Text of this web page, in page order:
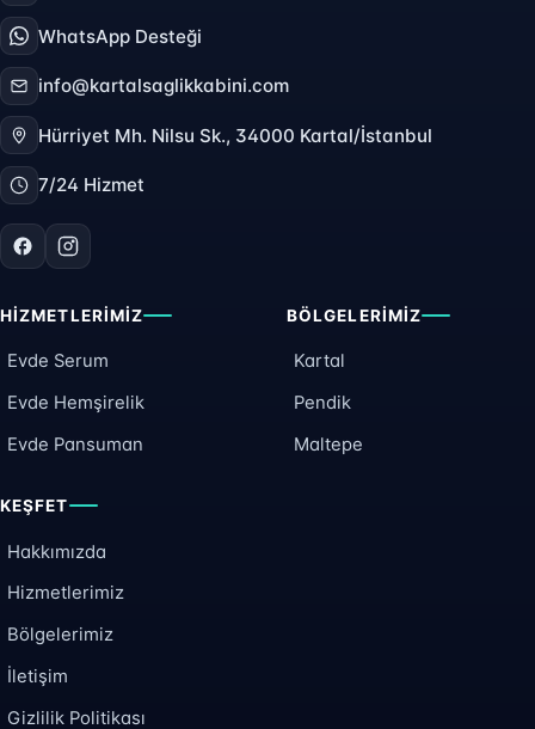
WhatsApp Desteği
info@kartalsaglikkabini.com
Hürriyet Mh. Nilsu Sk., 34000 Kartal/İstanbul
7/24 Hizmet
HIZMETLERIMIZ
Evde Serum
Evde Hemşirelik
Evde Pansuman
BÖLGELERIMIZ
Kartal
Pendik
Maltepe
KEŞFET
Hakkımızda
Hizmetlerimiz
Bölgelerimiz
İletişim
Gizlilik Politikası